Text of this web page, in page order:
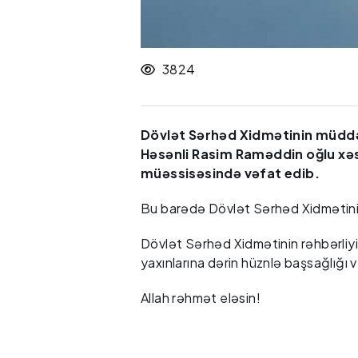
3824
Dövlət Sərhəd Xidmətinin
Həsənli Rasim Raməddin oğlu
müəssisəsində vəfat edib.
Bu barədə Dövlət Sərhəd
Dövlət Sərhəd Xidmətinin
yaxınlarına dərin hüznlə başsağlığı
Allah rəhmət eləsin!